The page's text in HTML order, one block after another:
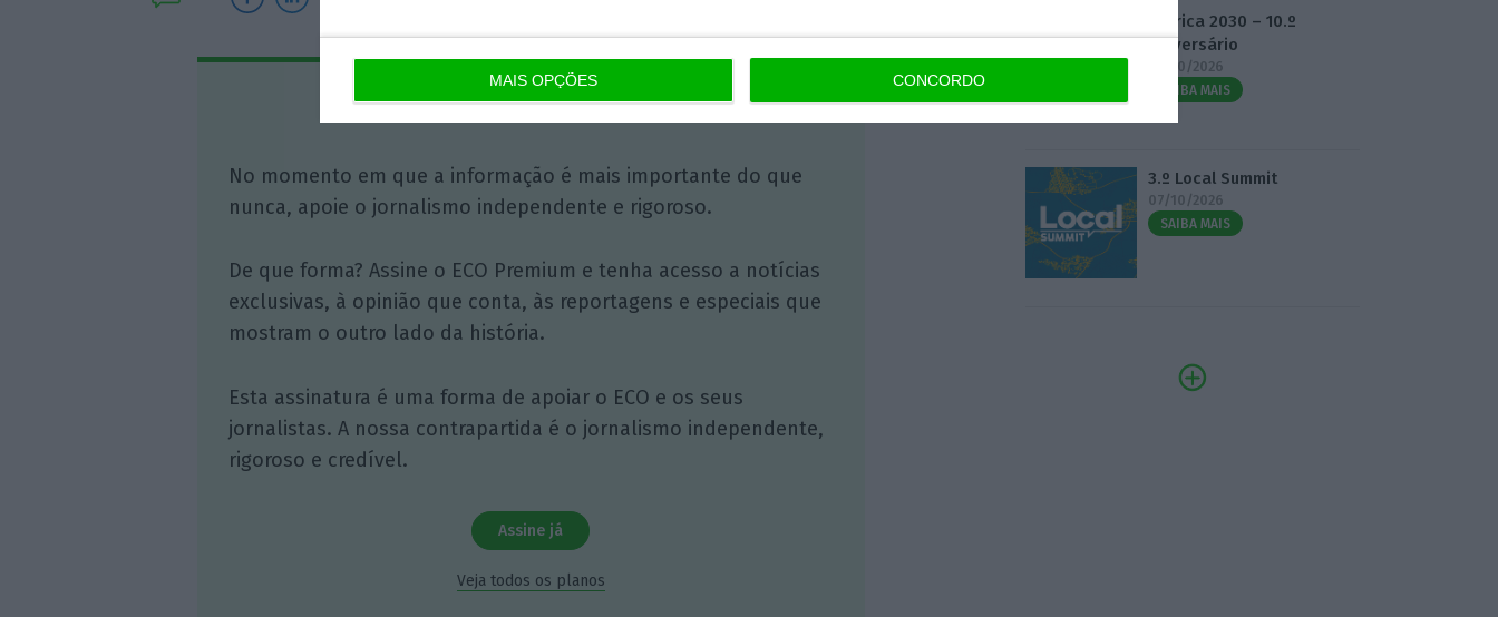
MAIS OPÇÕES CONCORDO
Assine o ECO Premium
No momento em que a informação é mais importante do que
nunca, apoie o jornalismo independente e rigoroso.
De que forma? Assine o ECO Premium e tenha acesso a notícias
exclusivas, à opinião que conta, às reportagens e especiais que
mostram o outro lado da história.
Esta assinatura é uma forma de apoiar o ECO e os seus
jornalistas. A nossa contrapartida é o jornalismo independente,
rigoroso e credível.
Assine já
Veja todos os planos
Fábrica 2030 – 10.º
Aniversário
14/10/2026
SAIBA MAIS
3.º Local Summit
07/10/2026
SAIBA MAIS